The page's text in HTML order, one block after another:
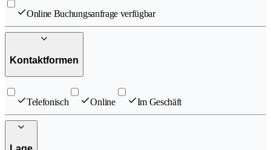
Online Buchungsanfrage verfügbar
Kontaktformen
Telefonisch Online Im Geschäft